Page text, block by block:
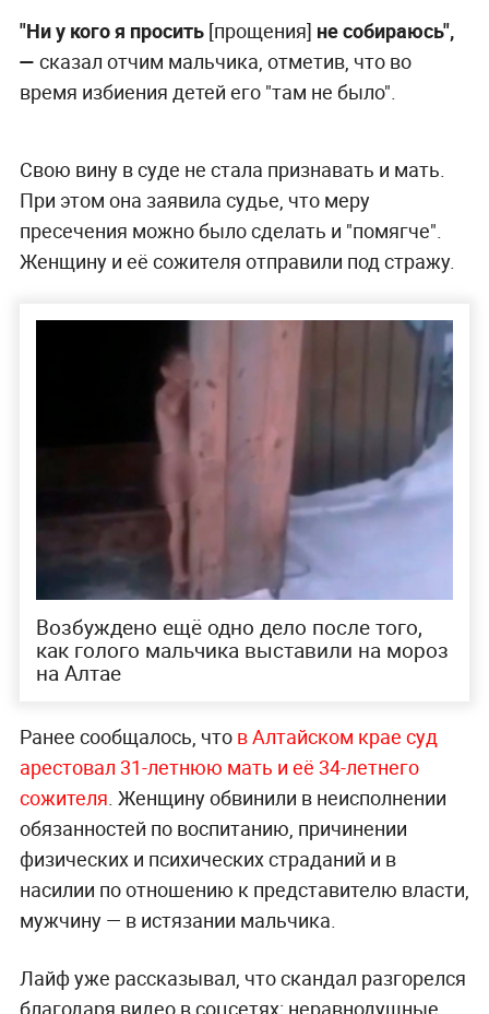
"Ни у кого я просить[прощения] не собираюсь",
— сказал отчим мальчика, отметив, что во
время избиения детей его "там не было".
Свою вину в суде не стала признавать и мать.
При этом она заявила судье, что меру
пресечения можно было сделать и "помягче".
Женщину и её сожителя отправили под стражу.
Возбуждено ещё одно дело после того,
как голого мальчика выставили на мороз
на Алтае
Ранее сообщалось, что в Алтайском крае суд
арестовал 31-летнюю мать и её 34-летнего
сожителя . Женщину обвинили в неисполнении
обязанностей по воспитанию, причинении
физических и психических страданий и в
насилии по отношению к представителю власти,
мужчину — в истязании мальчика.
Лайф уже рассказывал, что скандал разгорелся
благодаря видео в соцсетях: неравнодушные